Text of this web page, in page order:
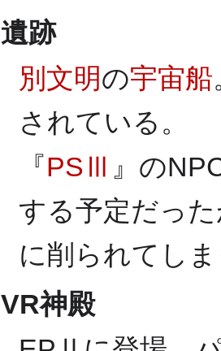
遺跡
別文明の宇宙船
されている。
『PSⅢ 』の
する予定だっ
に削られてし
VR神殿